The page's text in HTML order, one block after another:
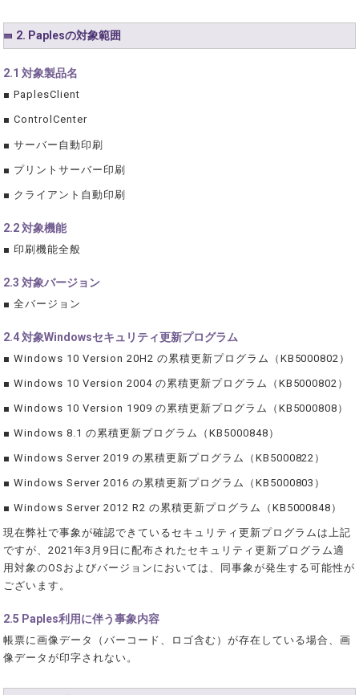
2. Paplesの対象範囲
2.1 対象製品名
■ PaplesClient
■ ControlCenter
■ サーバー自動印刷
■ プリントサーバー印刷
■ クライアント自動印刷
2.2 対象機能
■ 印刷機能全般
2.3 対象バージョン
■ 全バージョン
2.4 対象Windowsセキュリティ更新プログラム
■ Windows 10 Version 20H2 の累積更新プログラム（KB5000802）
■ Windows 10 Version 2004 の累積更新プログラム（KB5000802）
■ Windows 10 Version 1909 の累積更新プログラム（KB5000808）
■ Windows 8.1 の累積更新プログラム（KB5000848）
■ Windows Server 2019 の累積更新プログラム（KB5000822）
■ Windows Server 2016 の累積更新プログラム（KB5000803）
■ Windows Server 2012 R2 の累積更新プログラム（KB5000848）
現在弊社で事象が確認できているセキュリティ更新プログラムは上記
ですが、2021年3月9日に配布されたセキュリティ更新プログラム適
用対象のOSおよびバージョンにおいては、同事象が発生する可能性が
ございます。
2.5 Paples利用に伴う事象内容
帳票に画像データ（バーコード、ロゴ含む）が存在している場合、画
像データが印字されない。